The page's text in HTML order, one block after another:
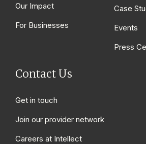
Our Impact
For Businesses
Case
Events
Press
Contact Us
Get in touch
Join our provider network
Careers at Intellect